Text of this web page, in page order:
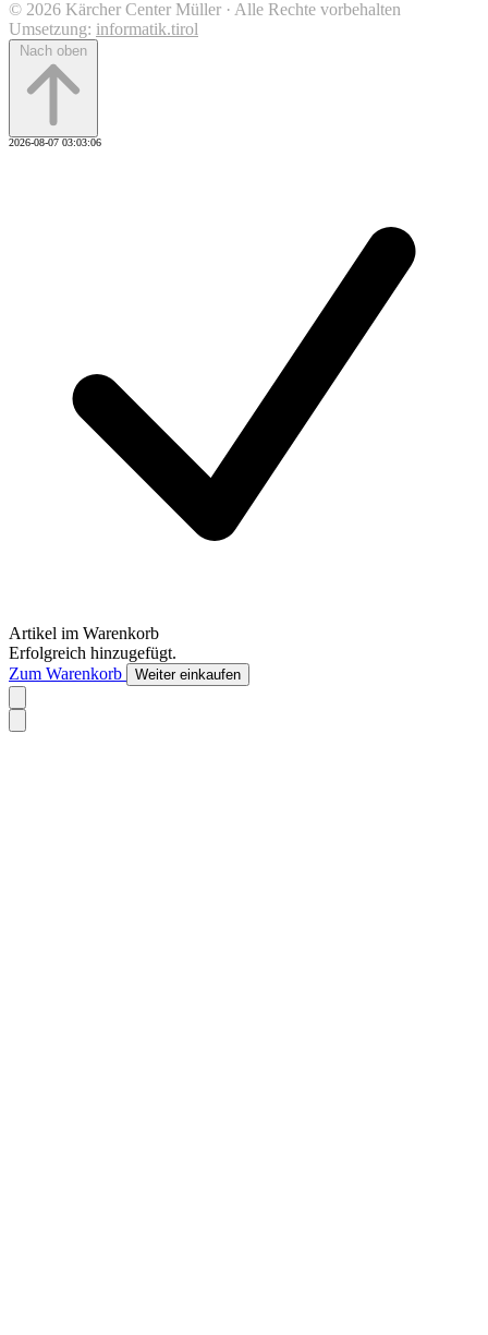
© 2026 Kärcher Center Müller · Alle Rechte vorbehalten
Umsetzung: informatik.tirol
Nach oben
2026-08-07 03:03:06
Artikel im Warenkorb
Erfolgreich hinzugefügt.
Zum Warenkorb
Weiter einkaufen